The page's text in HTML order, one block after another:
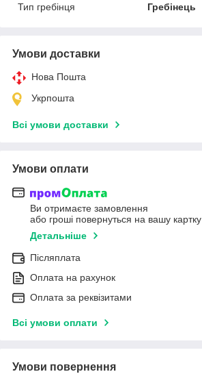
Тип гребінця
Гребінець
Умови доставки
Нова Пошта
Укрпошта
Всі умови доставки
Умови оплати
Ви отримаєте замовлення
або гроші повернуться на вашу картку
Детальніше
Післяплата
Оплата на рахунок
Оплата за реквізитами
Всі умови оплати
Умови повернення